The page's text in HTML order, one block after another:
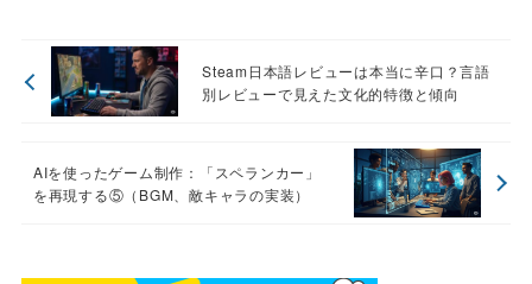
Steam日本語レビューは本当に辛口？言語
別レビューで見えた文化的特徴と傾向
AIを使ったゲーム制作：「スペランカー」
を再現する⑤（BGM、敵キャラの実装）